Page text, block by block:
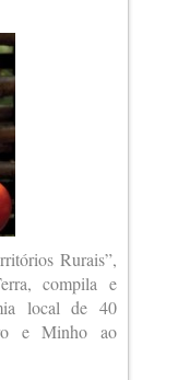
Rurais”,
compila e
local de 40
e Minho ao